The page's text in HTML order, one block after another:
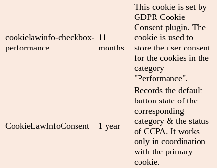
cookielawinfo-checkbox-
performance
11
months
This cookie is set by
GDPR Cookie
Consent plugin. The
cookie is used to
store the user consent
for the cookies in the
category
"Performance".
CookieLawInfoConsent 1 year
Records the default
button state of the
corresponding
category & the status
of CCPA. It works
only in coordination
with the primary
cookie.